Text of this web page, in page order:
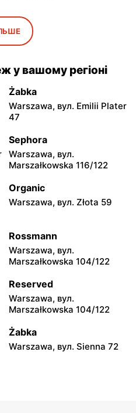
C&A
Kraków, вул. Stawowa 61
Rzeszów al. Józefa
Piłsudskiego 44
C&A
Kraków, вул. Kamieńskiego
C&A
Katowice, вул. 3 Maja 30
C&A
C&A
Opole, вул. Kopernika 16
C&A
Poznań, вул. pl. Wiosny
Ludów 2
C&A
Kędzierzyn-Koźle al. Armii
у вашому регіоні
Żabka
Warszawa, вул. Emilii Plater
47
Sephora
Warszawa, вул.
Marszałkowska 116/122
Organic
Warszawa, вул. Złota 59
Rossmann
Warszawa, вул.
Marszałkowska 104/122
Reserved
Warszawa, вул.
Marszałkowska 104/122
Żabka
Warszawa, вул. Sienna 72